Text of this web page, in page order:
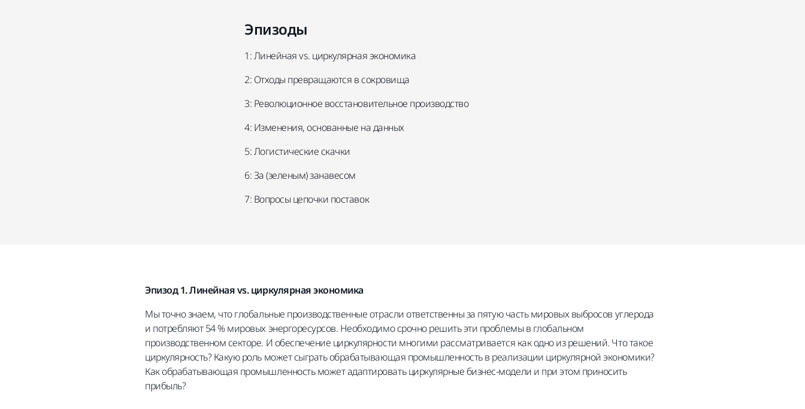
Эпизоды
1: Линейная vs. циркулярная экономика
2: Отходы превращаются в сокровища
3: Революционное восстановительное производство
4: Изменения, основанные на данных
5: Логистические скачки
6: За (зеленым) занавесом
7: Вопросы цепочки поставок
Эпизод 1. Линейная vs. циркулярная экономика
Мы точно знаем, что глобальные производственные отрасли ответственны за пятую часть мировых выбросов углерода
и потребляют 54 % мировых энергоресурсов. Необходимо срочно решить эти проблемы в глобальном
производственном секторе. И обеспечение циркулярности многими рассматривается как одно из решений. Что такое
циркулярность? Какую роль может сыграть обрабатывающая промышленность в реализации циркулярной экономики?
Как обрабатывающая промышленность может адаптировать циркулярные бизнес-модели и при этом приносить
прибыль?